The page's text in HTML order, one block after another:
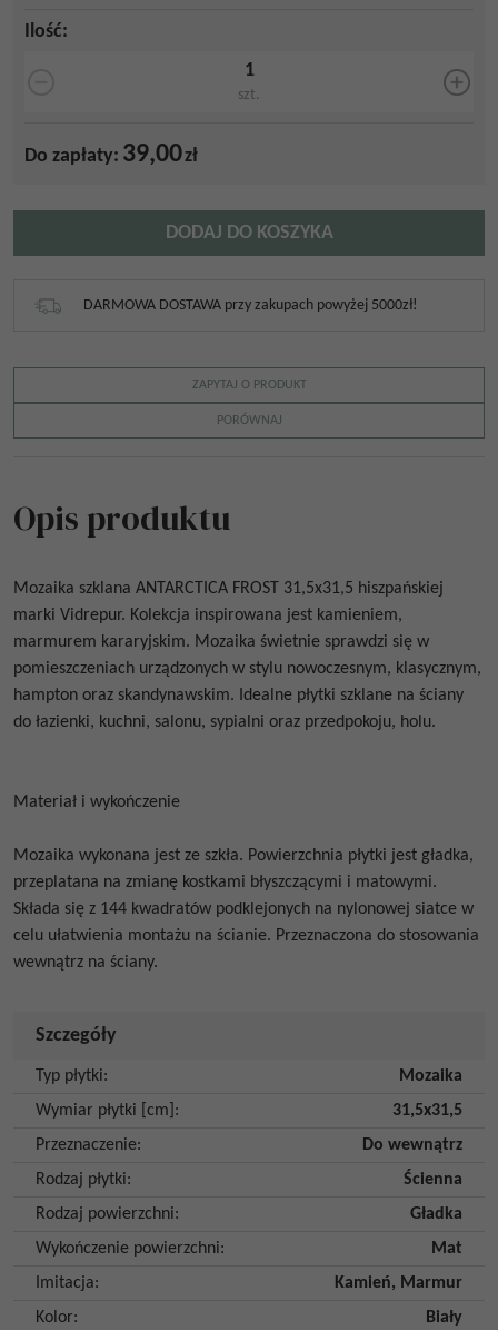
Ilość:
szt.
Do zapłaty: 39,00zł
DODAJ DO KOSZYKA
DARMOWA DOSTAWA przy zakupach powyżej 5000zł!
ZAPYTAJ O PRODUKT
PORÓWNAJ
Opis produktu
Mozaika szklana ANTARCTICA FROST 31,5x31,5 hiszpańskiej
marki Vidrepur. Kolekcja inspirowana jest kamieniem,
marmurem kararyjskim. Mozaika świetnie sprawdzi się w
pomieszczeniach urządzonych w stylu nowoczesnym, klasycznym,
hampton oraz skandynawskim. Idealne płytki szklane na ściany
do łazienki, kuchni, salonu, sypialni oraz przedpokoju, holu.
Materiał i wykończenie
Mozaika wykonana jest ze szkła. Powierzchnia płytki jest gładka,
przeplatana na zmianę kostkami błyszczącymi i matowymi.
Składa się z 144 kwadratów podklejonych na nylonowej siatce w
celu ułatwienia montażu na ścianie. Przeznaczona do stosowania
wewnątrz na ściany.
Szczegóły
Typ płytki:
Mozaika
Wymiar płytki [cm] :
31,5x31,5
Przeznaczenie:
Do wewnątrz
Rodzaj płytki:
Ścienna
Rodzaj powierzchni:
Gładka
Wykończenie powierzchni:
Mat
Imitacja: Kamień, Marmur
Kolor: Biały